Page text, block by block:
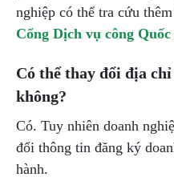
nghiệp có thể tra cứu
Cổng Dịch vụ công Quốc
Có thể thay đổi địa
không?
Có. Tuy nhiên doanh
đổi thông tin đăng ký
hành.